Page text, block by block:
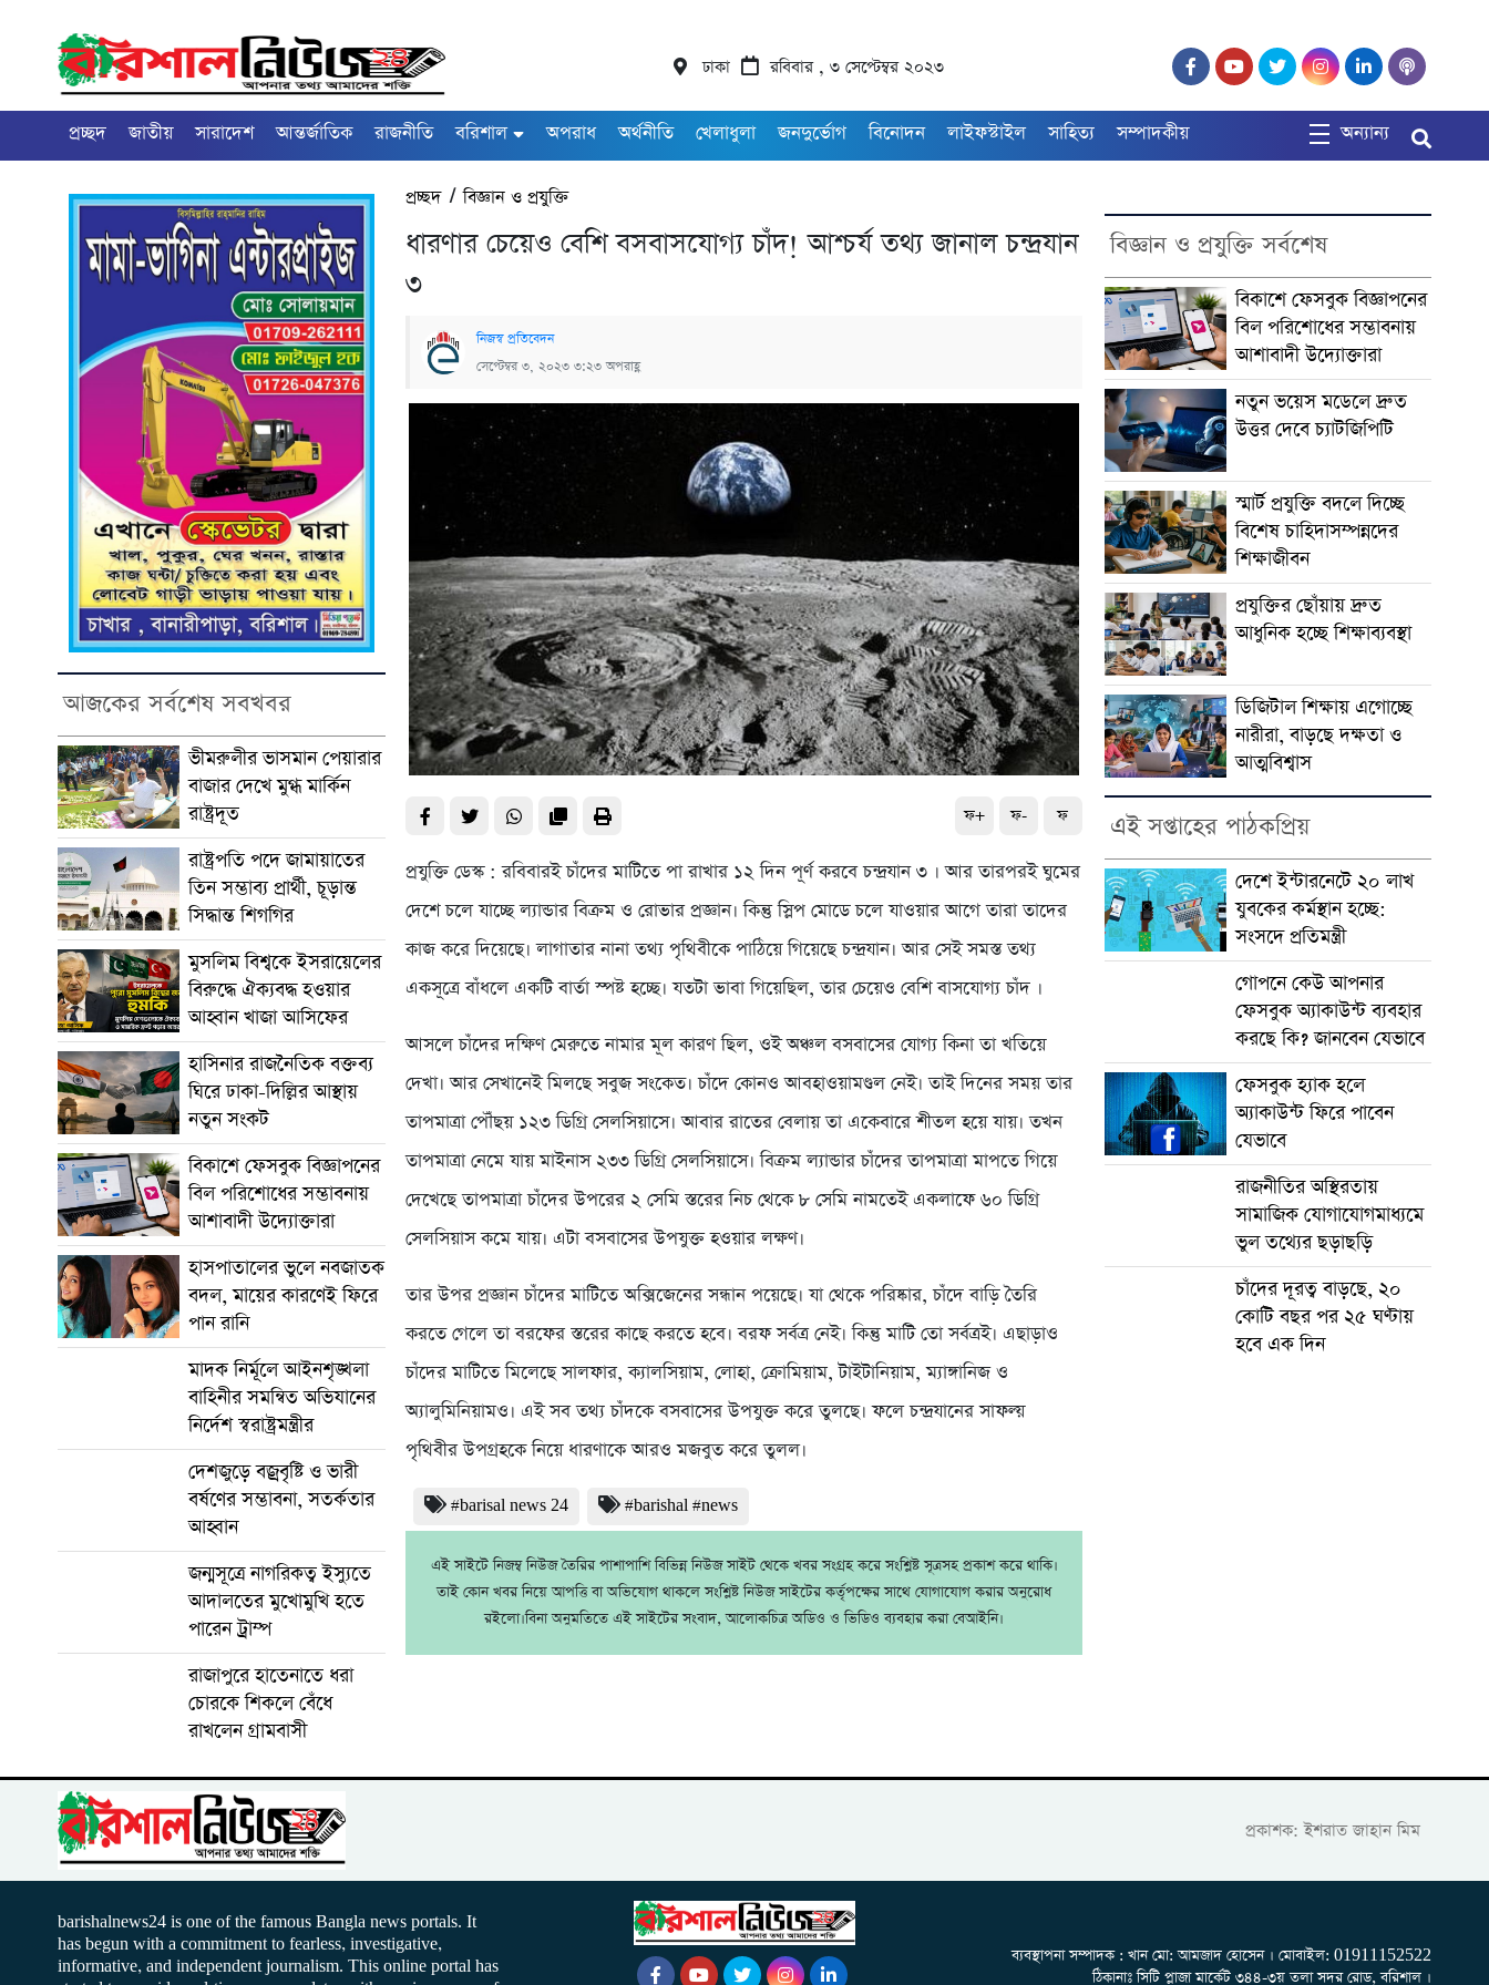
ঢাকা রবিবার , ৩ সেপ্টেম্বর ২০২৩
প্রচ্ছদ জাতীয় সারাদেশ আন্তর্জাতিক রাজনীতি বরিশাল অপরাধ অর্থনীতি খেলাধুলা জনদুর্ভোগ বিনোদন লাইফস্টাইল সাহিত্য সম্পাদকীয় অন্যান্য
আজকের সর্বশেষ সবখবর
ভীমরুলীর ভাসমান পেয়ারার
বাজার দেখে মুগ্ধ মার্কিন
রাষ্ট্রদূত
রাষ্ট্রপতি পদে জামায়াতের
তিন সম্ভাব্য প্রার্থী, চূড়ান্ত
সিদ্ধান্ত শিগগির
মুসলিম বিশ্বকে ইসরায়েলের
বিরুদ্ধে ঐক্যবদ্ধ হওয়ার
আহ্বান খাজা আসিফের
হাসিনার রাজনৈতিক বক্তব্য
ঘিরে ঢাকা-দিল্লির আস্থায়
নতুন সংকট
বিকাশে ফেসবুক বিজ্ঞাপনের
বিল পরিশোধের সম্ভাবনায়
আশাবাদী উদ্যোক্তারা
হাসপাতালের ভুলে নবজাতক
বদল, মায়ের কারণেই ফিরে
পান রানি
মাদক নির্মূলে আইনশৃঙ্খলা
বাহিনীর সমন্বিত অভিযানের
নির্দেশ স্বরাষ্ট্রমন্ত্রীর
দেশজুড়ে বজ্রবৃষ্টি ও ভারী
বর্ষণের সম্ভাবনা, সতর্কতার
আহ্বান
জন্মসূত্রে নাগরিকত্ব ইস্যুতে
আদালতের মুখোমুখি হতে
পারেন ট্রাম্প
রাজাপুরে হাতেনাতে ধরা
চোরকে শিকলে বেঁধে
রাখলেন গ্রামবাসী
প্রচ্ছদ/বিজ্ঞান ও প্রযুক্তি
ধারণার চেয়েও বেশি বসবাসযোগ্য চাঁদ! আশ্চর্য তথ্য জানাল চন্দ্রযান
৩
নিজস্ব প্রতিবেদন
সেপ্টেম্বর ৩, ২০২৩ ৩:২৩ অপরাহ্ণ
ফ+ ফ- ফ
প্রযুক্তি ডেস্ক : রবিবারই চাঁদের মাটিতে পা রাখার ১২ দিন পূর্ণ করবে চন্দ্রযান ৩ । আর তারপরই ঘুমের
দেশে চলে যাচ্ছে ল্যান্ডার বিক্রম ও রোভার প্রজ্ঞান। কিন্তু স্লিপ মোডে চলে যাওয়ার আগে তারা তাদের
কাজ করে দিয়েছে। লাগাতার নানা তথ্য পৃথিবীকে পাঠিয়ে গিয়েছে চন্দ্রযান। আর সেই সমস্ত তথ্য
একসূত্রে বাঁধলে একটি বার্তা স্পষ্ট হচ্ছে। যতটা ভাবা গিয়েছিল, তার চেয়েও বেশি বাসযোগ্য চাঁদ ।
আসলে চাঁদের দক্ষিণ মেরুতে নামার মূল কারণ ছিল, ওই অঞ্চল বসবাসের যোগ্য কিনা তা খতিয়ে
দেখা। আর সেখানেই মিলছে সবুজ সংকেত। চাঁদে কোনও আবহাওয়ামণ্ডল নেই। তাই দিনের সময় তার
তাপমাত্রা পৌঁছয় ১২৩ ডিগ্রি সেলসিয়াসে। আবার রাতের বেলায় তা একেবারে শীতল হয়ে যায়। তখন
তাপমাত্রা নেমে যায় মাইনাস ২৩৩ ডিগ্রি সেলসিয়াসে। বিক্রম ল্যান্ডার চাঁদের তাপমাত্রা মাপতে গিয়ে
দেখেছে তাপমাত্রা চাঁদের উপরের ২ সেমি স্তরের নিচ থেকে ৮ সেমি নামতেই একলাফে ৬০ ডিগ্রি
সেলসিয়াস কমে যায়। এটা বসবাসের উপযুক্ত হওয়ার লক্ষণ।
তার উপর প্রজ্ঞান চাঁদের মাটিতে অক্সিজেনের সন্ধান পয়েছে। যা থেকে পরিষ্কার, চাঁদে বাড়ি তৈরি
করতে গেলে তা বরফের স্তরের কাছে করতে হবে। বরফ সর্বত্র নেই। কিন্তু মাটি তো সর্বত্রই। এছাড়াও
চাঁদের মাটিতে মিলেছে সালফার, ক্যালসিয়াম, লোহা, ক্রোমিয়াম, টাইটানিয়াম, ম্যাঙ্গানিজ ও
অ্যালুমিনিয়ামও। এই সব তথ্য চাঁদকে বসবাসের উপযুক্ত করে তুলছে। ফলে চন্দ্রযানের সাফল্য়
পৃথিবীর উপগ্রহকে নিয়ে ধারণাকে আরও মজবুত করে তুলল।
#barisal news 24 #barishal #news
এই সাইটে নিজম্ব নিউজ তৈরির পাশাপাশি বিভিন্ন নিউজ সাইট থেকে খবর সংগ্রহ করে সংশ্লিষ্ট সূত্রসহ প্রকাশ করে থাকি।
তাই কোন খবর নিয়ে আপত্তি বা অভিযোগ থাকলে সংশ্লিষ্ট নিউজ সাইটের কর্তৃপক্ষের সাথে যোগাযোগ করার অনুরোধ
রইলো।বিনা অনুমতিতে এই সাইটের সংবাদ, আলোকচিত্র অডিও ও ভিডিও ব্যবহার করা বেআইনি।
বিজ্ঞান ও প্রযুক্তি সর্বশেষ
বিকাশে ফেসবুক বিজ্ঞাপনের
বিল পরিশোধের সম্ভাবনায়
আশাবাদী উদ্যোক্তারা
নতুন ভয়েস মডেলে দ্রুত
উত্তর দেবে চ্যাটজিপিটি
স্মার্ট প্রযুক্তি বদলে দিচ্ছে
বিশেষ চাহিদাসম্পন্নদের
শিক্ষাজীবন
প্রযুক্তির ছোঁয়ায় দ্রুত
আধুনিক হচ্ছে শিক্ষাব্যবস্থা
ডিজিটাল শিক্ষায় এগোচ্ছে
নারীরা, বাড়ছে দক্ষতা ও
আত্মবিশ্বাস
এই সপ্তাহের পাঠকপ্রিয়
দেশে ইন্টারনেটে ২০ লাখ
যুবকের কর্মস্থান হচ্ছে:
সংসদে প্রতিমন্ত্রী
গোপনে কেউ আপনার
ফেসবুক অ্যাকাউন্ট ব্যবহার
করছে কি? জানবেন যেভাবে
ফেসবুক হ্যাক হলে
অ্যাকাউন্ট ফিরে পাবেন
যেভাবে
রাজনীতির অস্থিরতায়
সামাজিক যোগাযোগমাধ্যমে
ভুল তথ্যের ছড়াছড়ি
চাঁদের দূরত্ব বাড়ছে, ২০
কোটি বছর পর ২৫ ঘণ্টায়
হবে এক দিন
প্রকাশক: ইশরাত জাহান মিম
barishalnews24 is one of the famous Bangla news portals. It
has begun with a commitment to fearless, investigative,
informative, and independent journalism. This online portal has
ব্যবস্থাপনা সম্পাদক : খান মো: আমজাদ হোসেন । মোবাইল: 01911152522
ঠিকানাঃ সিটি প্লাজা মার্কেট ৩৪৪-৩য় তলা সদর রোড, বরিশাল ।